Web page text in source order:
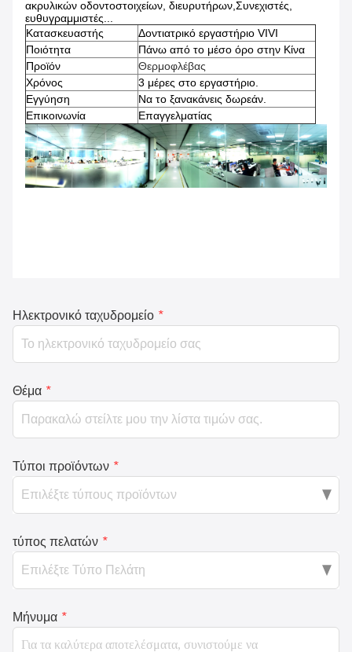
ακρυλικών οδοντοστοιχείων, διευρυτήρων,Συνεχιστές,
ευθυγραμμιστές...
Κατασκευαστής
Δοντιατρικό εργαστήριο VIVI
Ποιότητα
Πάνω από το μέσο όρο στην Κίνα
Προϊόν
Θερμοφλέβας
Χρόνος
3 μέρες στο εργαστήριο.
Εγγύηση
Να το ξανακάνεις δωρεάν.
Επικοινωνία
Επαγγελματίας
Ηλεκτρονικό ταχυδρομείο *
Θέμα *
Τύποι προϊόντων *
τύπος πελατών *
Μήνυμα *